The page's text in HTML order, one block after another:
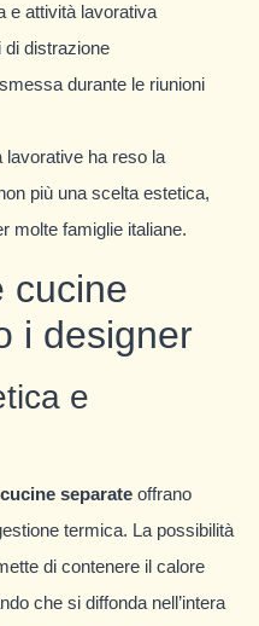
e attività lavorativa
di distrazione
durante le riunioni
lavorative ha reso la
più una scelta estetica,
molte famiglie italiane.
cucine
i designer
e
cucine separate offrano
termica. La possibilità
di contenere il calore
che si diffonda nell’intera